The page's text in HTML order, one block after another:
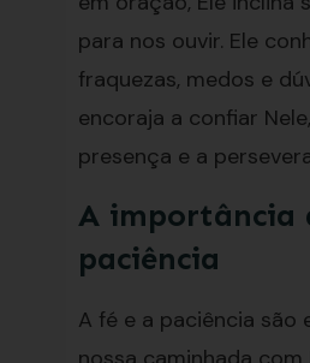
para nos ouvir. Ele
fraquezas, medos e
encoraja a confiar
presença e a
A importância
paciência
A fé e a paciência são